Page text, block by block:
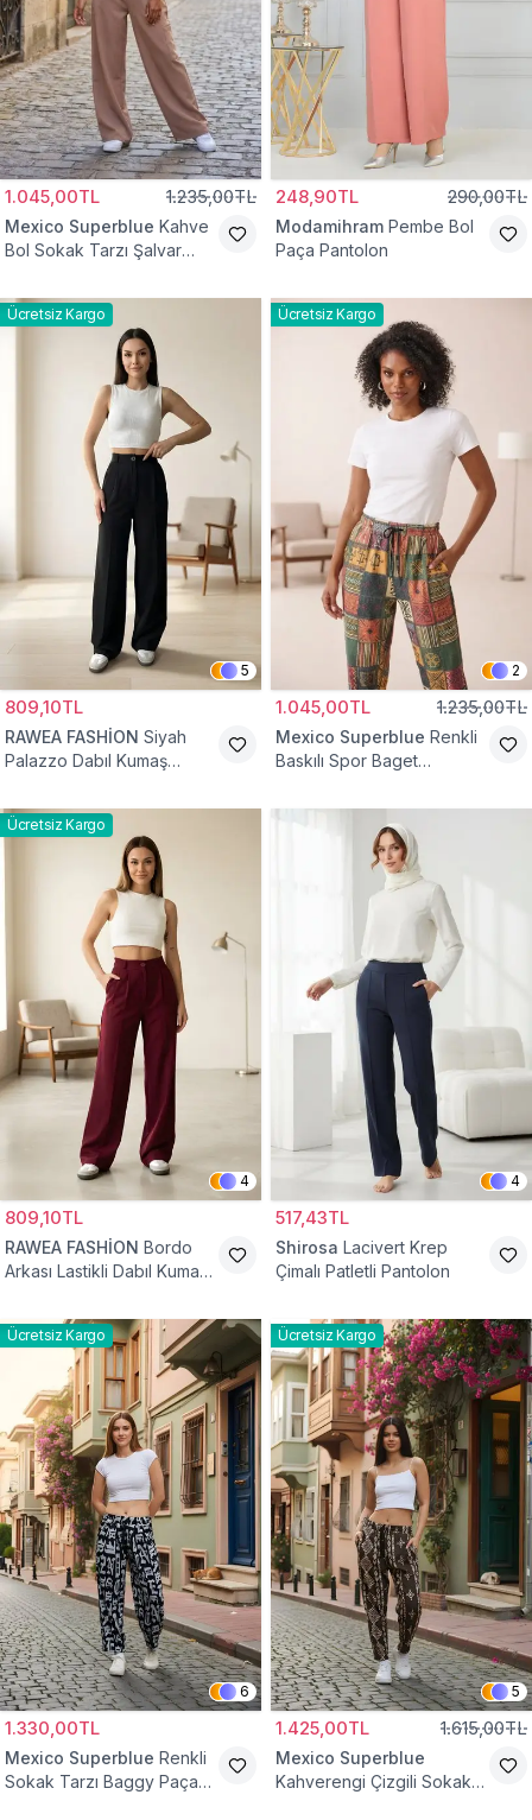
1.045,00TL 1.235,00TL
Mexico Superblue Kahve
Bol Sokak Tarzı Şalvar
248,90TL 290,00TL
Modamihram Pembe Bol
Paça Pantolon
Ücretsiz Kargo
5
809,10TL
RAWEA FASHİON Siyah
Palazzo Dabıl Kumaş
Ücretsiz Kargo
2
1.045,00TL 1.235,00TL
Mexico Superblue Renkli
Baskılı Spor Baget
Ücretsiz Kargo
4
809,10TL
RAWEA FASHİON Bordo
Arkası Lastikli Dabıl Kumaş
4
517,43TL
Shirosa Lacivert Krep
Çimalı Patletli Pantolon
Ücretsiz Kargo
6
1.330,00TL
Mexico Superblue Renkli
Sokak Tarzı Baggy Paça
Ücretsiz Kargo
5
1.425,00TL 1.615,00TL
Mexico Superblue
Kahverengi Çizgili Sokak